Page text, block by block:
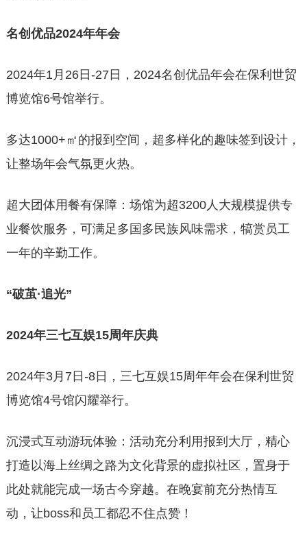
名创优品2024年年会
2024年1月26日-27日，2024名创优品年会在保利世贸
博览馆6号馆举行。
多达1000+㎡的报到空间，超多样化的趣味签到设计，
让整场年会气氛更火热。
超大团体用餐有保障：场馆为超3200人大规模提供专
业餐饮服务，可满足多国多民族风味需求，犒赏员工
一年的辛勤工作。
“破茧·追光”
2024年三七互娱15周年庆典
2024年3月7日-8日，三七互娱15周年年会在保利世贸
博览馆4号馆闪耀举行。
沉浸式互动游玩体验：活动充分利用报到大厅，精心
打造以海上丝绸之路为文化背景的虚拟社区，置身于
此处就能完成一场古今穿越。在晚宴前充分热情互
动，让boss和员工都忍不住点赞！